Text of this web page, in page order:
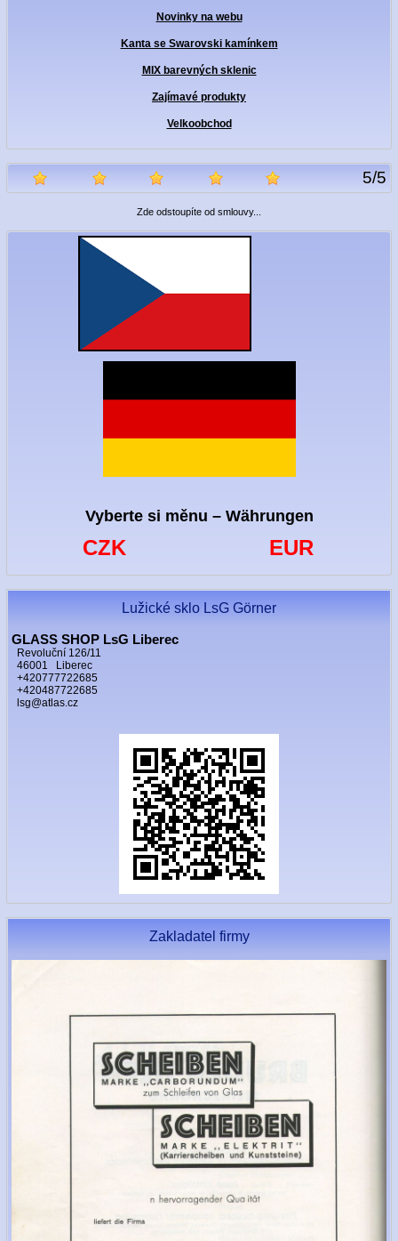
Novinky na webu
Kanta se Swarovski kamínkem
MIX barevných sklenic
Zajímavé produkty
Velkoobchod
5/5
Zde odstoupíte od smlouvy...
Vyberte si měnu – Währungen
CZK EUR
Lužické sklo LsG Görner
GLASS SHOP LsG Liberec
Revoluční 126/11
46001 Liberec
+420777722685
+420487722685
lsg@atlas.cz
Zakladatel firmy